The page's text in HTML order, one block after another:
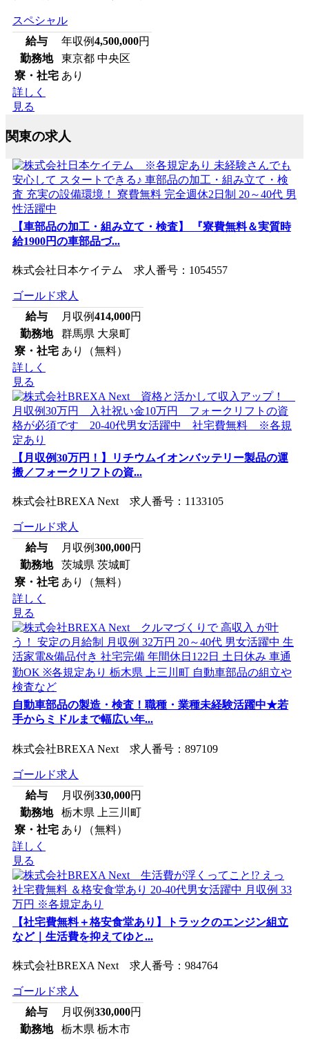
スペシャル
給与
年収例4,500,000円
勤務地
東京都 中央区
寮・社宅 あり
詳しく
見る
関東の求人
【車部品の加工・組み立て・検査】 『寮費無料＆実質時
給1900円の車部品づ...
株式会社日本ケイテム 求人番号：1054557
ゴールド求人
給与
月収例414,000円
勤務地
群馬県 大泉町
寮・社宅 あり（無料）
詳しく
見る
【月収例30万円！】リチウムイオンバッテリー製品の運
搬／フォークリフトの資...
株式会社BREXA Next 求人番号：1133105
ゴールド求人
給与
月収例300,000円
勤務地
茨城県 茨城町
寮・社宅 あり（無料）
詳しく
見る
自動車部品の製造・検査！職種・業種未経験活躍中★若
手からミドルまで幅広い年...
株式会社BREXA Next 求人番号：897109
ゴールド求人
給与
月収例330,000円
勤務地
栃木県 上三川町
寮・社宅 あり（無料）
詳しく
見る
【社宅費無料＋格安食堂あり】トラックのエンジン組立
など｜生活費を抑えてゆと...
株式会社BREXA Next 求人番号：984764
ゴールド求人
給与
月収例330,000円
勤務地
栃木県 栃木市